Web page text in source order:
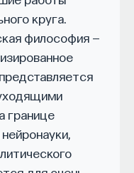
круга.
философия —
границе
скрыто
трона,
было
русских умов,
фамилии
критическую
власти,